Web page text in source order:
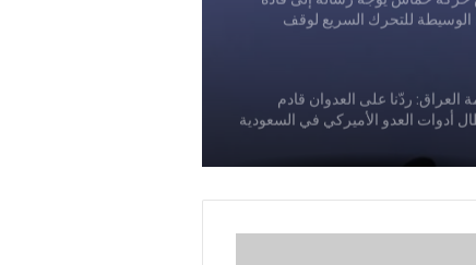
الوسيطة للتحرك السريع لوقف
الاحتلال وإنجاح جهود الانتقال
التالية
العراق: ردّنا على العدوان قادم
أدوات العدو الأميركي في السعودية
تدين العدوان السعودي على العراق